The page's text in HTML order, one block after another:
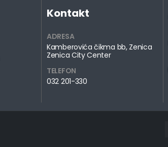
Kontakt
ADRESA
Kamberovića čikma bb, Zenica
Zenica City Center
TELEFON
032 201-330